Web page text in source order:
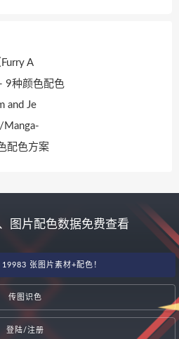
A
9种颜色配色
and Je
Manga-
配色方案
图片配色数据免费查看
张图片素材+配色！
传图识色
登陆/注册